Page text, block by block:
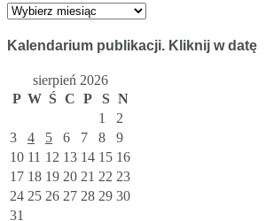
Archiwum
Kalendarium publikacji. Kliknij w datę
sierpień 2026
P W Ś C P S N
1
2
3
4 5 6 7 8
9
10 11 12 13 14 15 16
17 18 19 20 21 22 23
24 25 26 27 28 29 30
31